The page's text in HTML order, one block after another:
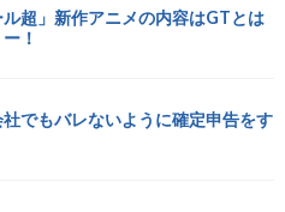
ル超」新作アニメの内容はGTとは
！
でもバレないように確定申告をす